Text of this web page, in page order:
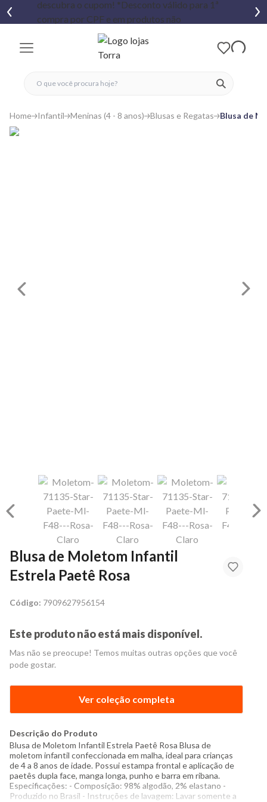
ver
fechar menu
fechar menu
favoritos
Home Infantil Meninas (4 - 8 anos) Blusas e Regatas Blusa de
Blusa de Moletom Infantil
Estrela Paetê Rosa
Código: 7909627956154
Este produto não está mais disponível.
Mas não se preocupe! Temos muitas outras opções que você
pode gostar.
Ver coleção completa
Descrição do Produto
Blusa de Moletom Infantil Estrela Paetê Rosa Blusa de
moletom infantil confeccionada em malha, ideal para crianças
de 4 a 8 anos de idade. Possui estampa frontal e aplicação de
paetês dupla face, manga longa, punho e barra em ribana.
Especificações: - Composição: 98% algodão, 2% elastano -
Produzido no Brasil - Instruções de lavagem: Lavar somente a